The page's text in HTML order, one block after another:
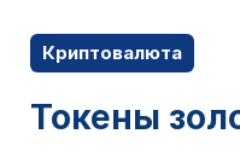
Криптовалюта
Токены